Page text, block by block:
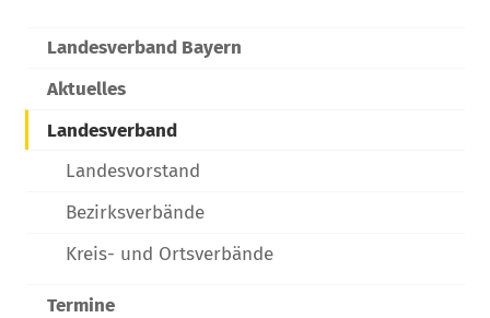
Landesverband Bayern
Aktuelles
Landesverband
Landesvorstand
Bezirksverbände
Kreis- und Ortsverbände
Termine